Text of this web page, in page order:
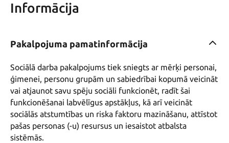
Informācija
Pakalpojuma pamatinformācija
Sociālā darba pakalpojums tiek sniegts ar mērķi personai,
ģimenei, personu grupām un sabiedrībai kopumā veicināt
vai atjaunot savu spēju sociāli funkcionēt, radīt šai
funkcionēšanai labvēlīgus apstākļus, kā arī veicināt
sociālās atstumtības un riska faktoru mazināšanu, attīstot
pašas personas (-u) resursus un iesaistot atbalsta
sistēmās.